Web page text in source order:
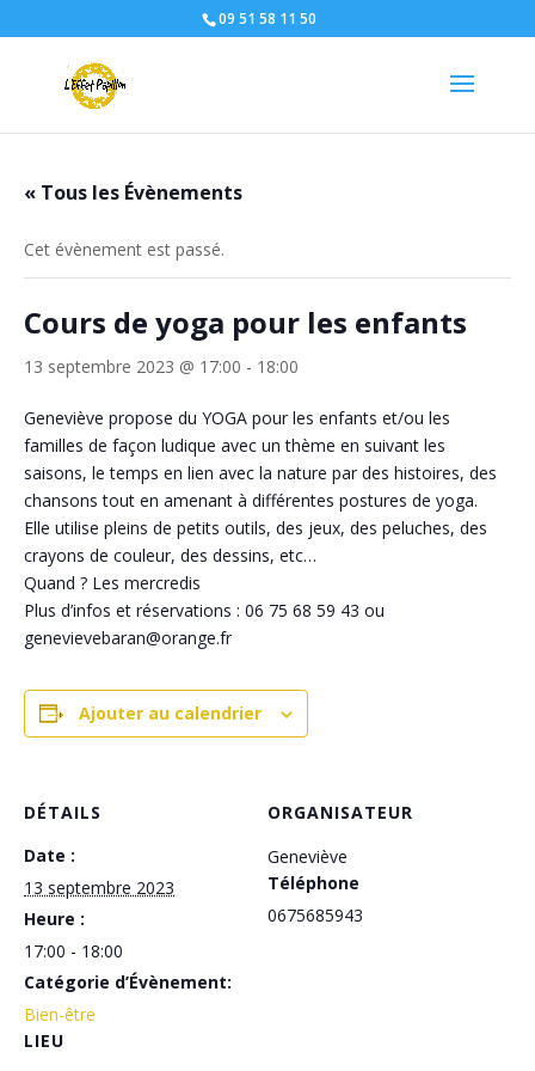
09 51 58 11 50
« Tous les Évènements
Cet évènement est passé.
Cours de yoga pour les enfants
13 septembre 2023 @ 17:00 - 18:00
Geneviève propose du YOGA pour les enfants et/ou les
familles de façon ludique avec un thème en suivant les
saisons, le temps en lien avec la nature par des histoires, des
chansons tout en amenant à différentes postures de yoga.
Elle utilise pleins de petits outils, des jeux, des peluches, des
crayons de couleur, des dessins, etc…
Quand ? Les mercredis
Plus d’infos et réservations : 06 75 68 59 43 ou
genevievebaran@orange.fr
Ajouter au calendrier
DÉTAILS
Date :
13 septembre 2023
Heure :
17:00 - 18:00
Catégorie d’Évènement:
Bien-être
LIEU
ORGANISATEUR
Geneviève
Téléphone
0675685943